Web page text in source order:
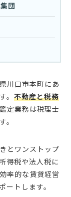
団
川口市本町にあ
。 不動産と税務
定業務は税理士
。
とワンストップ
得税や法人税に
率的な賃貸経営
ートします。